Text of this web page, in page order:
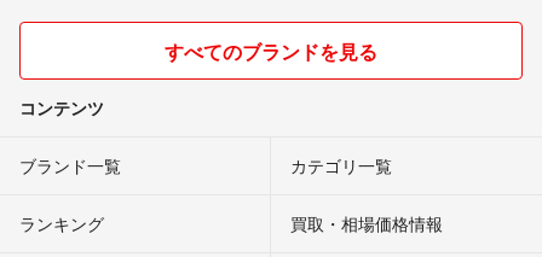
すべてのブランドを見る
コンテンツ
ブランド一覧 カテゴリ一覧
ランキング 買取・相場価格情報